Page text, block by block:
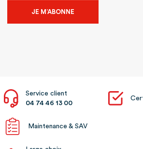
JE M’ABONNE
Service client
04 74 46 13 00
Maintenance & SAV